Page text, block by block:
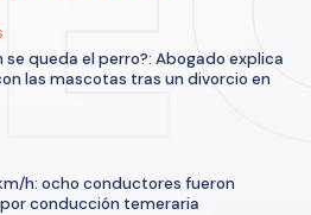
se queda el perro?: Abogado explica
las mascotas tras un divorcio en
h: ocho conductores fueron
conducción temeraria